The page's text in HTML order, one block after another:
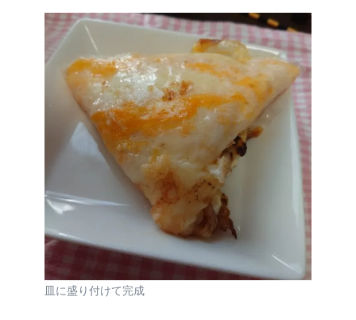
皿に盛り付けて完成